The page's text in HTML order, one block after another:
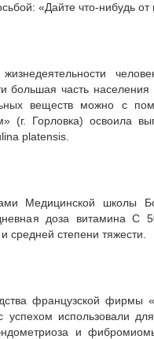
«Дайте что-нибудь от
большая часть
веществ можно с
(г. Горловка) освоила
platensis.
Медицинской школы
доза витамина С
средней степени тяжести.
французской
использовали
и